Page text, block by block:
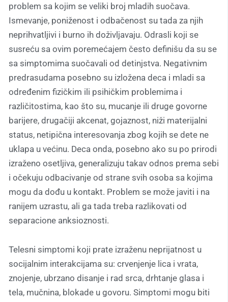
problem sa kojim se veliki broj mladih suočava.
Ismevanje, poniženost i odbačenost su tada za njih
neprihvatljivi i burno ih doživljavaju. Odrasli koji se
susreću sa ovim poremećajem često definišu da su se
sa simptomima suočavali od detinjstva. Negativnim
predrasudama posebno su izložena deca i mladi sa
određenim fizičkim ili psihičkim problemima i
različitostima, kao što su, mucanje ili druge govorne
barijere, drugačiji akcenat, gojaznost, niži materijalni
status, netipična interesovanja zbog kojih se dete ne
uklapa u većinu. Deca onda, posebno ako su po prirodi
izraženo osetljiva, generalizuju takav odnos prema sebi
i očekuju odbacivanje od strane svih osoba sa kojima
mogu da dođu u kontakt. Problem se može javiti i na
ranijem uzrastu, ali ga tada treba razlikovati od
separacione anksioznosti.
Telesni simptomi koji prate izraženu neprijatnost u
socijalnim interakcijama su: crvenjenje lica i vrata,
znojenje, ubrzano disanje i rad srca, drhtanje glasa i
tela, mučnina, blokade u govoru. Simptomi mogu biti